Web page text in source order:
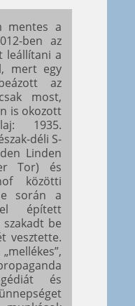
mentes a
ben az
leállítani a
mert egy
az
most,
is okozott
1935.
déli S-
Linden
Tor) és
közötti
során a
épített
be
vesztette.
és